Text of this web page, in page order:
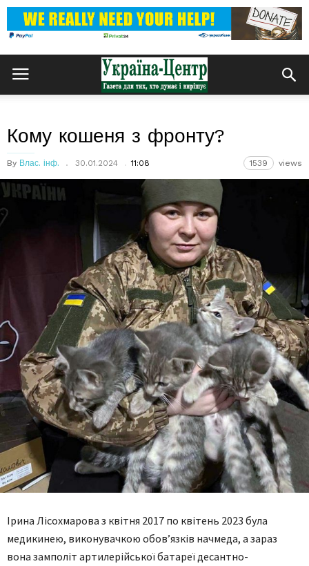
Кому кошеня з фронту?
By Влас. інф. 30.01.2024 11:08 1539 views
Ірина Лісохмарова з квітня 2017 по квітень 2023 була
медикинею, виконувачкою обов’язків начмеда, а зараз
вона замполіт артилерійської батареї десантно-